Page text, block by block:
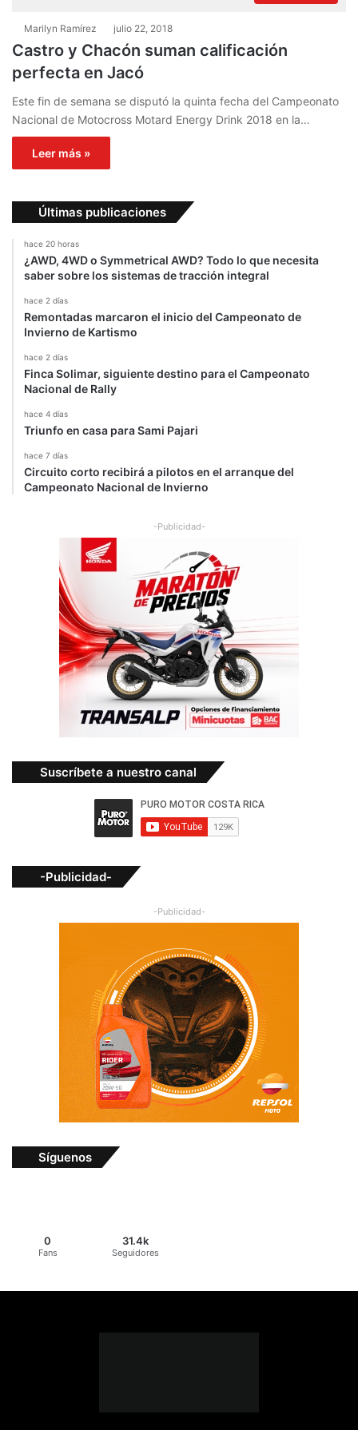
Marilyn Ramírez julio 22, 2018
Castro y Chacón suman calificación
perfecta en Jacó
Este fin de semana se disputó la quinta fecha del Campeonato
Nacional de Motocross Motard Energy Drink 2018 en la…
Leer más »
Últimas publicaciones
hace 20 horas
¿AWD, 4WD o Symmetrical AWD? Todo lo que necesita
saber sobre los sistemas de tracción integral
hace 2 días
Remontadas marcaron el inicio del Campeonato de
Invierno de Kartismo
hace 2 días
Finca Solimar, siguiente destino para el Campeonato
Nacional de Rally
hace 4 días
Triunfo en casa para Sami Pajari
hace 7 días
Circuito corto recibirá a pilotos en el arranque del
Campeonato Nacional de Invierno
-Publicidad-
Suscríbete a nuestro canal
-Publicidad-
-Publicidad-
Síguenos
0
Fans
31.4k
Seguidores